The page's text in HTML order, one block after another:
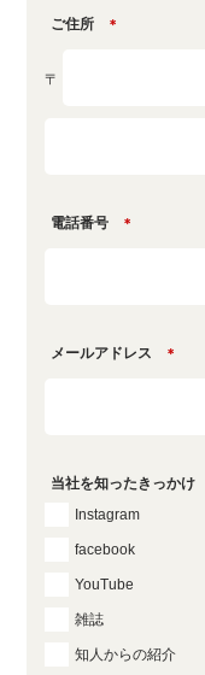
ご住所 ＊
〒
電話番号 ＊
メールアドレス ＊
当社を知ったきっかけ
Instagram
facebook
YouTube
雑誌
知人からの紹介